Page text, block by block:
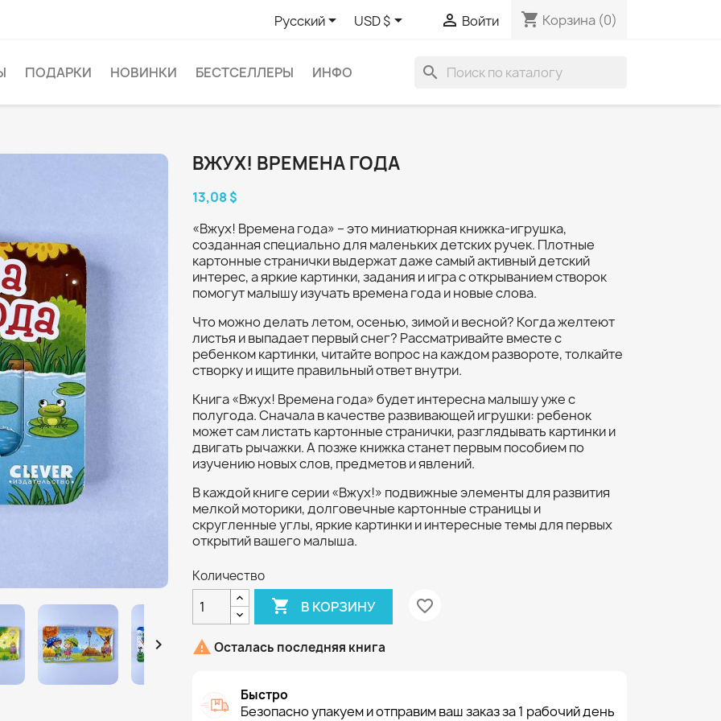
Русский USD $  Войти shopping_cart Корзина (0)
ПОДАРКИ НОВИНКИ БЕСТСЕЛЛЕРЫ ИНФО search

ВЖУХ! ВРЕМЕНА ГОДА
13,08 $
«Вжух! Времена года» – это миниатюрная книжка-игрушка,
созданная специально для маленьких детских ручек. Плотные
картонные странички выдержат даже самый активный детский
интерес, а яркие картинки, задания и игра с открыванием створок
помогут малышу изучать времена года и новые слова.
Что можно делать летом, осенью, зимой и весной? Когда желтеют
листья и выпадает первый снег? Рассматривайте вместе с
ребенком картинки, читайте вопрос на каждом развороте, толкайте
створку и ищите правильный ответ внутри.
Книга «Вжух! Времена года» будет интересна малышу уже с
полугода. Сначала в качестве развивающей игрушки: ребенок
может сам листать картонные странички, разглядывать картинки и
двигать рычажки. А позже книжка станет первым пособием по
изучению новых слов, предметов и явлений.
В каждой книге серии «Вжух!» подвижные элементы для развития
мелкой моторики, долговечные картонные страницы и
скругленные углы, яркие картинки и интересные темы для первых
открытий вашего малыша.
Количество
 В КОРЗИНУ favorite_border
 Осталась последняя книга
Быстро
Безопасно упакуем и отправим ваш заказ за 1 рабочий день